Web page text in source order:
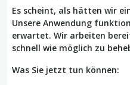
Es scheint, als hätten wir
Unsere Anwendung
erwartet. Wir arbeiten
schnell wie möglich zu
Was Sie jetzt tun können: